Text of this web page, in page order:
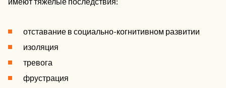
отставание в социально-когнитивном развитии
изоляция
тревога
фрустрация